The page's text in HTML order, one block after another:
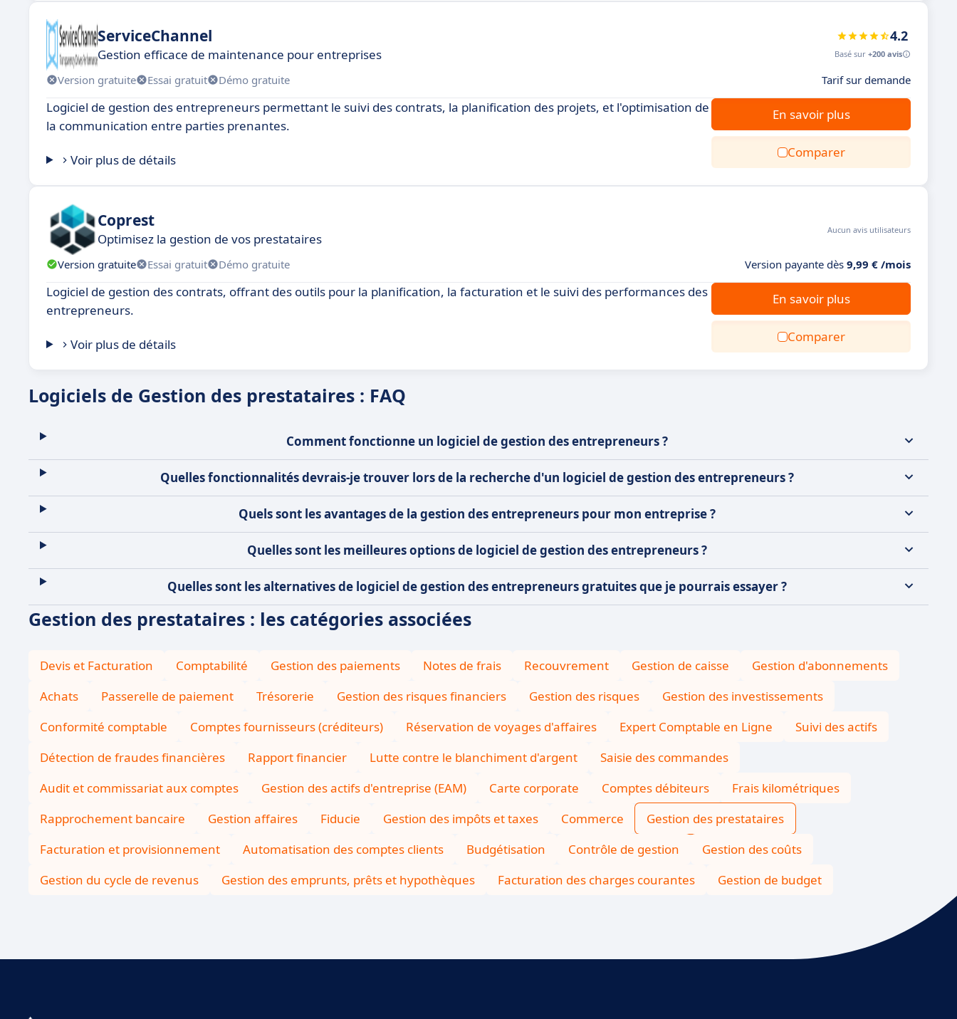
ServiceChannel
Gestion efficace de maintenance pour entreprises
4.2
Basé sur +200 avis
Version gratuite Essai gratuit Démo gratuite Tarif sur demande
Logiciel de gestion des entrepreneurs permettant le suivi des contrats, la planification des projets, et l'optimisation de
la communication entre parties prenantes.
Voir plus de détails
En savoir plus
Comparer
Coprest
Optimisez la gestion de vos prestataires
Aucun avis utilisateurs
Version gratuite Essai gratuit Démo gratuite Version payante dès 9,99 € /mois
Logiciel de gestion des contrats, offrant des outils pour la planification, la facturation et le suivi des performances des
entrepreneurs.
Voir plus de détails
En savoir plus
Comparer
Logiciels de Gestion des prestataires : FAQ
Comment fonctionne un logiciel de gestion des entrepreneurs ?
Quelles fonctionnalités devrais-je trouver lors de la recherche d'un logiciel de gestion des entrepreneurs ?
Quels sont les avantages de la gestion des entrepreneurs pour mon entreprise ?
Quelles sont les meilleures options de logiciel de gestion des entrepreneurs ?
Quelles sont les alternatives de logiciel de gestion des entrepreneurs gratuites que je pourrais essayer ?
Gestion des prestataires : les catégories associées
Devis et Facturation Comptabilité Gestion des paiements Notes de frais Recouvrement Gestion de caisse
Gestion d'abonnements
Achats
Passerelle de paiement Trésorerie Gestion des risques financiers Gestion des risques
Gestion des investissements
Conformité comptable
Comptes fournisseurs (créditeurs) Réservation de voyages d'affaires Expert Comptable en Ligne
Suivi des actifs
Détection de fraudes financières
Rapport financier Lutte contre le blanchiment d'argent
Saisie des commandes
Audit et commissariat aux comptes
Gestion des actifs d'entreprise (EAM) Carte corporate Comptes débiteurs
Frais kilométriques
Rapprochement bancaire
Gestion affaires Fiducie Gestion des impôts et taxes Commerce
Gestion des prestataires
Facturation et provisionnement
Automatisation des comptes clients Budgétisation Contrôle de gestion
Gestion des coûts
Gestion du cycle de revenus
Gestion des emprunts, prêts et hypothèques Facturation des charges courantes Gestion de budget